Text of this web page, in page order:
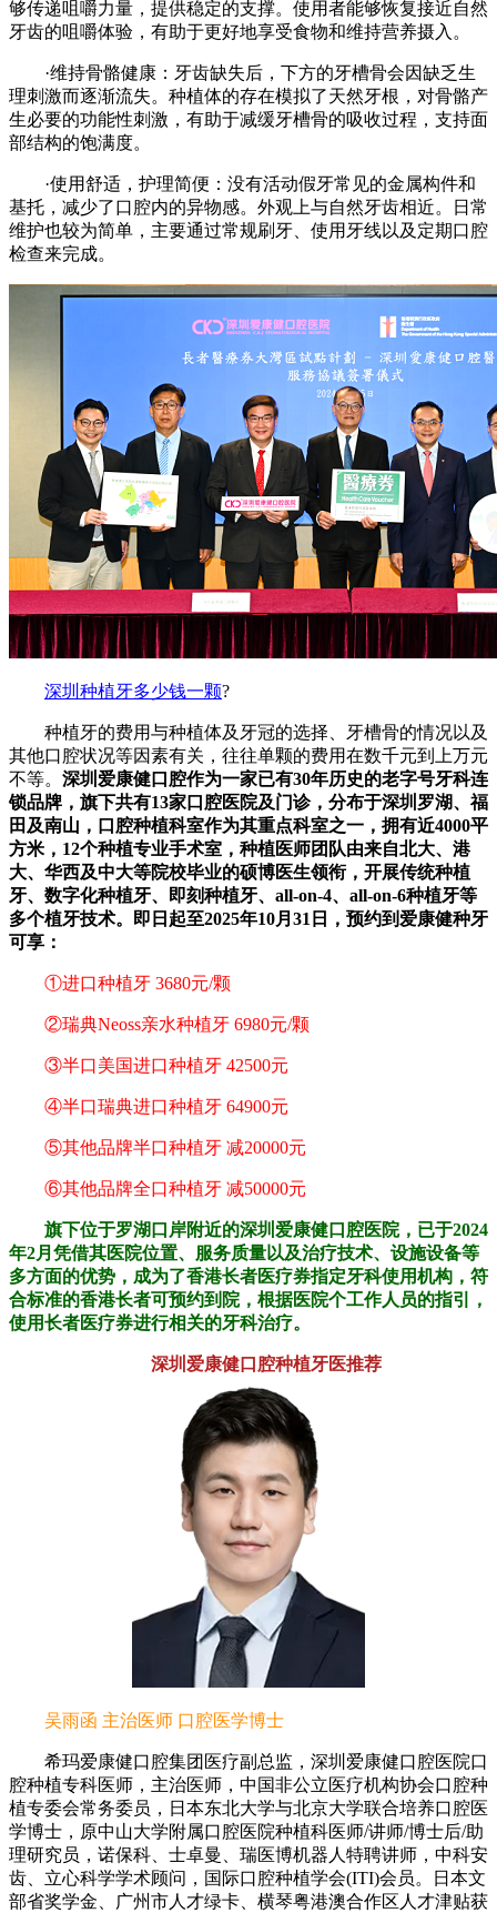
够传递咀嚼力量，提供稳定的支撑。使用者能够恢复接近自然
牙齿的咀嚼体验，有助于更好地享受食物和维持营养摄入。
·维持骨骼健康：牙齿缺失后，下方的牙槽骨会因缺乏生
理刺激而逐渐流失。种植体的存在模拟了天然牙根，对骨骼产
生必要的功能性刺激，有助于减缓牙槽骨的吸收过程，支持面
部结构的饱满度。
·使用舒适，护理简便：没有活动假牙常见的金属构件和
基托，减少了口腔内的异物感。外观上与自然牙齿相近。日常
维护也较为简单，主要通过常规刷牙、使用牙线以及定期口腔
检查来完成。
深圳种植牙多少钱一颗?
种植牙的费用与种植体及牙冠的选择、牙槽骨的情况以及
其他口腔状况等因素有关，往往单颗的费用在数千元到上万元
不等。 深圳爱康健口腔作为一家已有30年历史的老字号牙科连
锁品牌，旗下共有13家口腔医院及门诊，分布于深圳罗湖、福
田及南山，口腔种植科室作为其重点科室之一，拥有近4000平
方米，12个种植专业手术室，种植医师团队由来自北大、港
大、华西及中大等院校毕业的硕博医生领衔，开展传统种植
牙、数字化种植牙、即刻种植牙、all-on-4、all-on-6种植牙等
多个植牙技术。即日起至2025年10月31日，预约到爱康健种牙
可享：
①进口种植牙 3680元/颗
②瑞典Neoss亲水种植牙 6980元/颗
③半口美国进口种植牙 42500元
④半口瑞典进口种植牙 64900元
⑤其他品牌半口种植牙 减20000元
⑥其他品牌全口种植牙 减50000元
旗下位于罗湖口岸附近的深圳爱康健口腔医院，已于2024
年2月凭借其医院位置、服务质量以及治疗技术、设施设备等
多方面的优势，成为了香港长者医疗券指定牙科使用机构，符
合标准的香港长者可预约到院，根据医院个工作人员的指引，
使用长者医疗券进行相关的牙科治疗。
深圳爱康健口腔种植牙医推荐
吴雨函 主治医师 口腔医学博士
希玛爱康健口腔集团医疗副总监，深圳爱康健口腔医院口
腔种植专科医师，主治医师，中国非公立医疗机构协会口腔种
植专委会常务委员，日本东北大学与北京大学联合培养口腔医
学博士，原中山大学附属口腔医院种植科医师/讲师/博士后/助
理研究员，诺保科、士卓曼、瑞医博机器人特聘讲师，中科安
齿、立心科学学术顾问，国际口腔种植学会(ITI)会员。日本文
部省奖学金、广州市人才绿卡、横琴粤港澳合作区人才津贴获